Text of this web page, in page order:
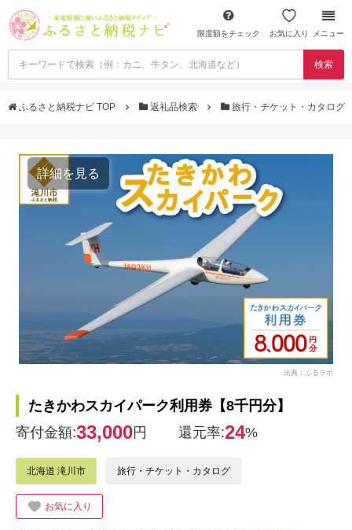
限度額をチェック お気に入り メニュー
検索
ふるさと納税ナビ TOP 返礼品検索 旅行・チケット・カタログ
詳細を見る
出典：ふるラボ
たきかわスカイパーク利用券【8千円分】
寄付金額:33,000円 還元率:24%
北海道 滝川市 旅行・チケット・カタログ
お気に入り